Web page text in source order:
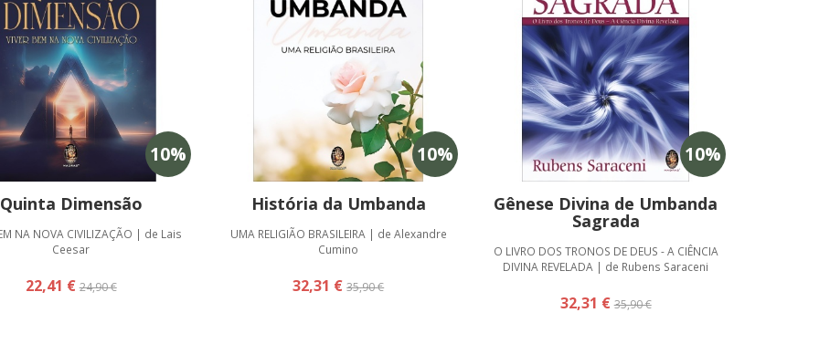
10%
Quinta Dimensão
NA NOVA CIVILIZAÇÃO | de Lais
Ceesar
22,41 €24,90 €
10%
História da Umbanda
UMA RELIGIÃO BRASILEIRA | de Alexandre
Cumino
32,31 €35,90 €
10%
Gênese Divina de Umbanda
Sagrada
O LIVRO DOS TRONOS DE DEUS - A CIÊNCIA
DIVINA REVELADA | de Rubens Saraceni
32,31 €35,90 €